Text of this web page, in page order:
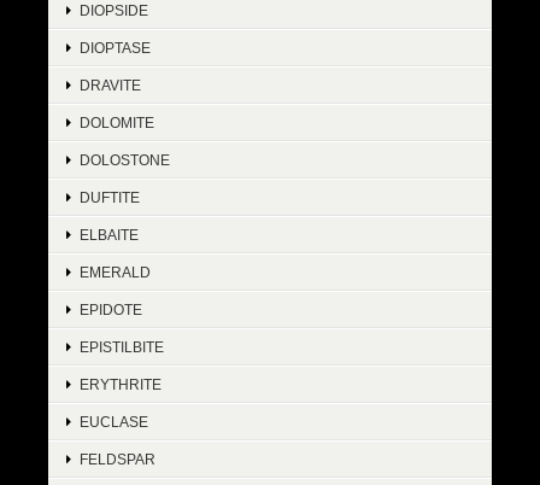
DIOPSIDE
DIOPTASE
DRAVITE
DOLOMITE
DOLOSTONE
DUFTITE
ELBAITE
EMERALD
EPIDOTE
EPISTILBITE
ERYTHRITE
EUCLASE
FELDSPAR